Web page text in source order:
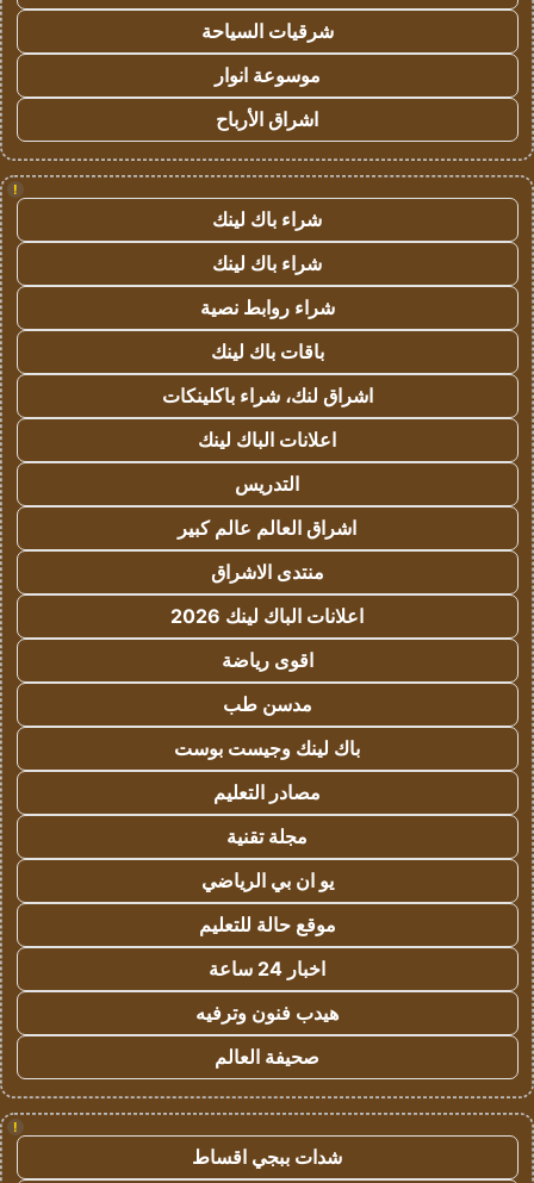
شرقيات السياحة
موسوعة انوار
اشراق الأرباح
!
شراء باك لينك
شراء باك لينك
شراء روابط نصية
باقات باك لينك
اشراق لنك، شراء باكلينكات
اعلانات الباك لينك
التدريس
اشراق العالم عالم كبير
منتدى الاشراق
اعلانات الباك لينك 2026
اقوى رياضة
مدسن طب
باك لينك وجيست بوست
مصادر التعليم
مجلة تقنية
يو ان بي الرياضي
موقع حالة للتعليم
اخبار 24 ساعة
هيدب فنون وترفيه
صحيفة العالم
!
شدات ببجي اقساط